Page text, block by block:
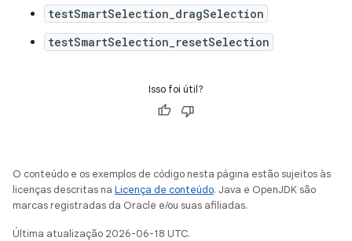
testSmartSelection_dragSelection
testSmartSelection_resetSelection
Isso foi útil?
O conteúdo e os exemplos de código nesta página estão sujeitos às
licenças descritas na Licença de conteúdo. Java e OpenJDK são
marcas registradas da Oracle e/ou suas afiliadas.
Última atualização 2026-06-18 UTC.